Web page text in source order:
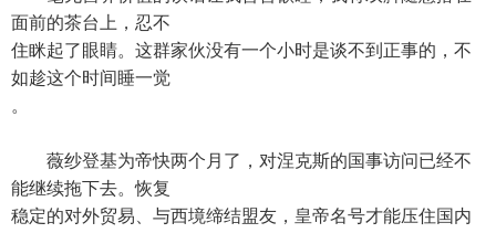
面前的茶台上，忍不
住眯起了眼睛。这群家伙没有一个小时是谈不到正事的，不
如趁这个时间睡一觉
。
薇纱登基为帝快两个月了，对涅克斯的国事访问已经不
能继续拖下去。恢复
稳定的对外贸易、与西境缔结盟友，皇帝名号才能压住国内